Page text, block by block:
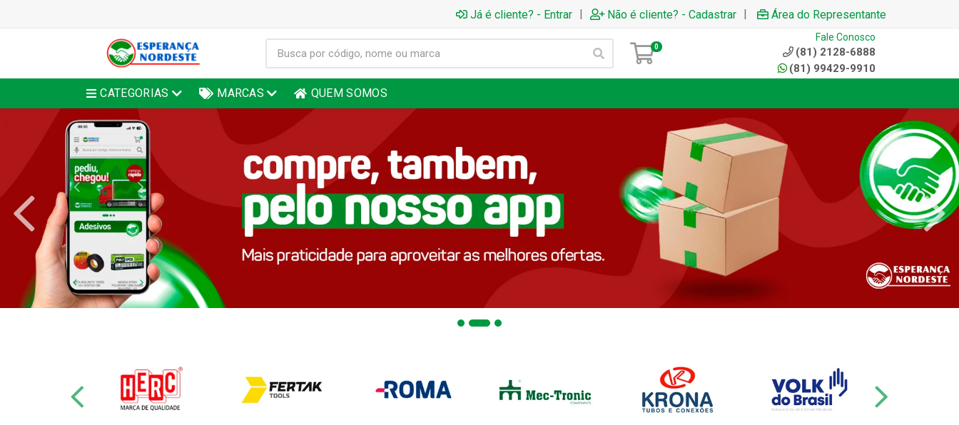
Já é cliente? - Entrar | Não é cliente? - Cadastrar | Área do Representante
0
Fale Conosco
(81) 2128-6888
(81) 99429-9910
CATEGORIAS MARCAS QUEM SOMOS